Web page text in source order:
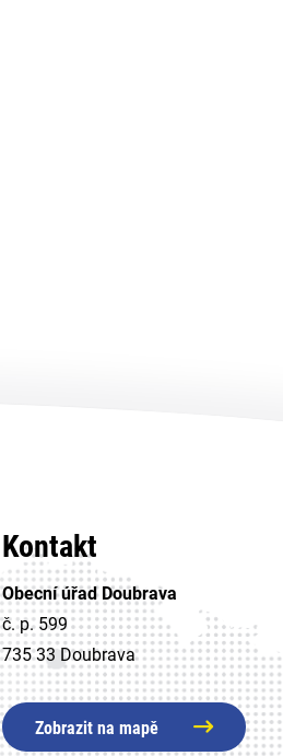
Kontakt
Obecní úřad Doubrava
č. p. 599
735 33 Doubrava
Zobrazit na mapě